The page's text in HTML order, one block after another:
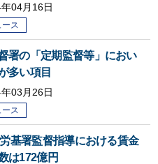
04月16日
ース
署の「定期監督等」におい
多い項目
03月26日
ース
基署監督指導における賃金
は172億円